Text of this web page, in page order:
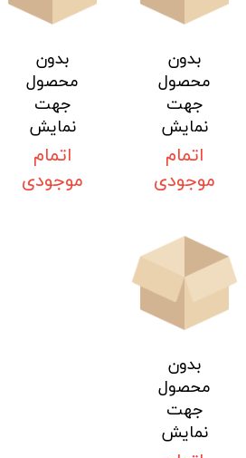
بدون
محصول
جهت
نمایش
اتمام
موجودی
بدون
محصول
جهت
نمایش
اتمام
موجودی
بدون
محصول
جهت
نمایش